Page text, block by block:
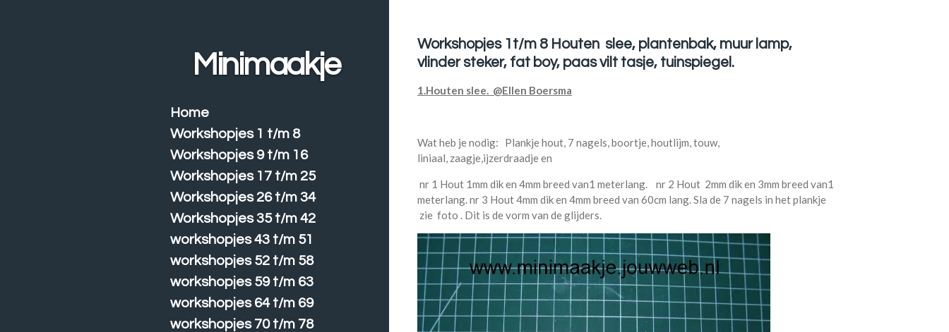
Workshopjes 1t/m 8 Houten slee, plantenbak, muur lamp,
vlinder steker, fat boy, paas vilt tasje, tuinspiegel.
1.Houten slee. @Ellen Boersma
Wat heb je nodig: Plankje hout, 7 nagels, boortje, houtlijm, touw,
liniaal, zaagje,ijzerdraadje en
nr 1 Hout 1mm dik en 4mm breed van1 meterlang. nr 2 Hout 2mm dik en 3mm breed van1
meterlang. nr 3 Hout 4mm dik en 4mm breed van 60cm lang. Sla de 7 nagels in het plankje
zie foto . Dit is de vorm van de glijders.
Minimaakje
Home
Workshopjes 1 t/m 8
Workshopjes 9 t/m 16
Workshopjes 17 t/m 25
Workshopjes 26 t/m 34
Workshopjes 35 t/m 42
workshopjes 43 t/m 51
workshopjes 52 t/m 58
workshopjes 59 t/m 63
workshopjes 64 t/m 69
workshopjes 70 t/m 78